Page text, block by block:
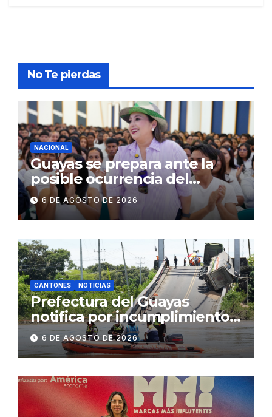
No Te pierdas
NACIONAL
Guayas se prepara ante la
posible ocurrencia del
fenómeno de El Niño:
Gobierno Nacional capacita a
2.500 jóvenes
6 DE AGOSTO DE 2026
CANTONES NOTICIAS
Prefectura del Guayas
notifica por incumplimiento
contractual a la
Concesionaria CONORTE y
exige celeridad en
desmontaje del puente
Gonzalo Icaza Cornejo, en
Daule
6 DE AGOSTO DE 2026